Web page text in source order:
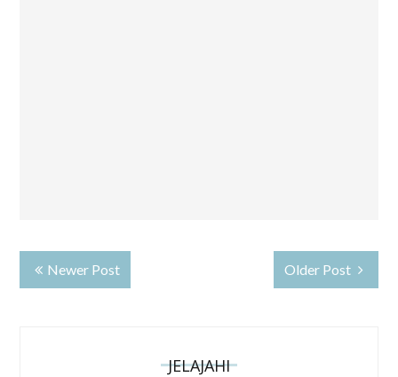
Newer Post Older Post
JELAJAHI